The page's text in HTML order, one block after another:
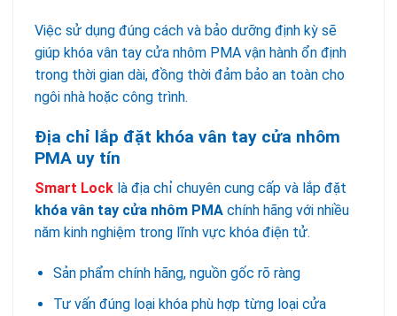
Việc sử dụng đúng cách và bảo dưỡng định kỳ sẽ
giúp khóa vân tay cửa nhôm PMA vận hành ổn định
trong thời gian dài, đồng thời đảm bảo an toàn cho
ngôi nhà hoặc công trình.
Địa chỉ lắp đặt khóa vân tay cửa nhôm
PMA uy tín
Smart Lock là địa chỉ chuyên cung cấp và lắp đặt
khóa vân tay cửa nhôm PMA chính hãng với nhiều
năm kinh nghiệm trong lĩnh vực khóa điện tử.
Sản phẩm chính hãng, nguồn gốc rõ ràng
Tư vấn đúng loại khóa phù hợp từng loại cửa